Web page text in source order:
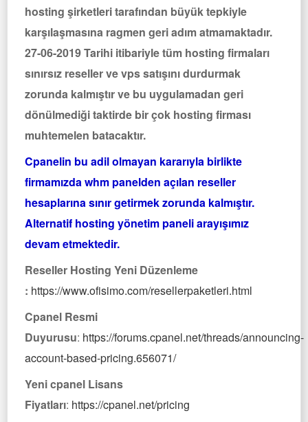
hosting şirketleri tarafından büyük tepkiyle
karşılaşmasına ragmen geri adım atmamaktadır.
27-06-2019 Tarihi itibariyle tüm hosting firmaları
sınırsız reseller ve vps satışını durdurmak
zorunda kalmıştır ve bu uygulamadan geri
dönülmediği taktirde bir çok hosting firması
muhtemelen batacaktır.
Cpanelin bu adil olmayan kararıyla birlikte
firmamızda whm panelden açılan reseller
hesaplarına sınır getirmek zorunda kalmıştır.
Alternatif hosting yönetim paneli arayışımız
devam etmektedir.
Reseller Hosting Yeni Düzenleme
: https://www.ofisimo.com/resellerpaketleri.html
Cpanel Resmi
Duyurusu: https://forums.cpanel.net/threads/announcing-
account-based-pricing.656071/
Yeni cpanel Lisans
Fiyatları: https://cpanel.net/pricing